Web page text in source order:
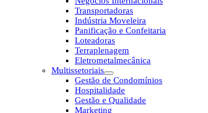
Transportadoras
Indústria Moveleira
Panificação e Confeitaria
Loteadoras
Terraplenagem
Eletrometalmecânica
Multissetoriais
Gestão de Condomínios
Hospitalidade
Gestão e Qualidade
Marketing